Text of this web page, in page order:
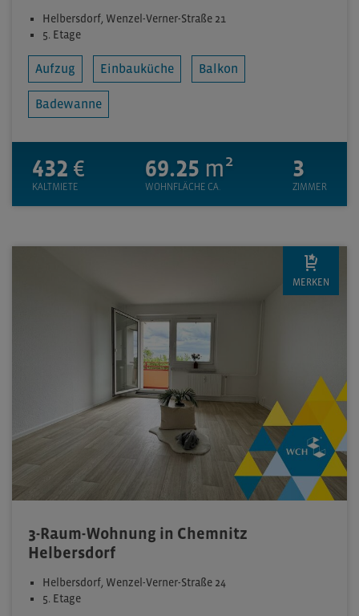
Helbersdorf, Wenzel-Verner-Straße 21
5. Etage
Aufzug Einbauküche Balkon
Badewanne
432 €
KALTMIETE
69.25 m²
WOHNFLÄCHE CA.
3
ZIMMER
3-Raum-Wohnung in Chemnitz
Helbersdorf
Helbersdorf, Wenzel-Verner-Straße 24
5. Etage
MERKEN